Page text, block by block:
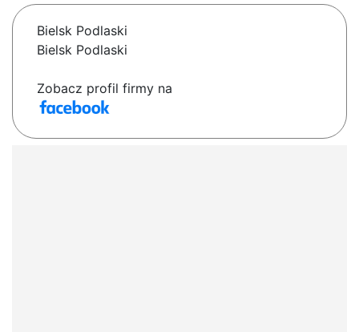
Bielsk Podlaski
Bielsk Podlaski
Zobacz profil firmy na